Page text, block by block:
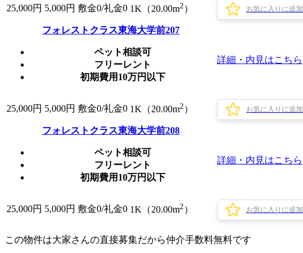
25,000円 5,000円 敷金0/礼金0 1K（20.00m2 ） お気に入りに追加
フォレストクラス東海大学前207
ペット相談可
フリーレント
初期費用10万円以下
詳細・内見はこちら
25,000円 5,000円 敷金0/礼金0 1K（20.00m2 ） お気に入りに追加
フォレストクラス東海大学前208
ペット相談可
フリーレント
初期費用10万円以下
詳細・内見はこちら
25,000円 5,000円 敷金0/礼金0 1K（20.00m2 ） お気に入りに追加
この物件は大家さんの直接募集だから仲介手数料無料です